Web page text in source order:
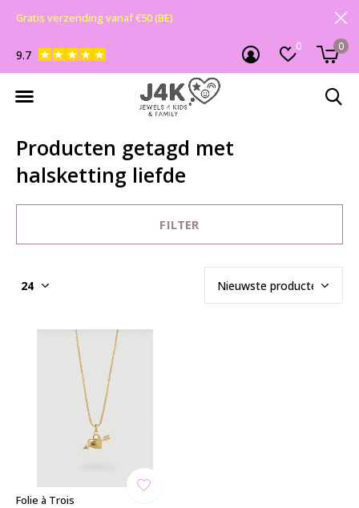
0 0
9.7
Gratis verzending vanaf €50 (BE)
Producten getagd met
halsketting liefde
FILTER
Folie à Trois